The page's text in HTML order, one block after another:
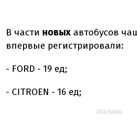
В части новых автобусов
впервые регистрировали:
- FORD - 19 ед;
- CITROEN - 16 ед;
РЕКЛАМА: